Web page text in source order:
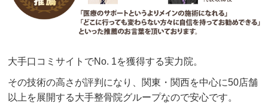
大手口コミサイトでNo. 1を獲得する実力院。
その技術の高さが評判になり、関東・関西を中心に50店舗
以上を展開する大手整骨院グループなので安心です。